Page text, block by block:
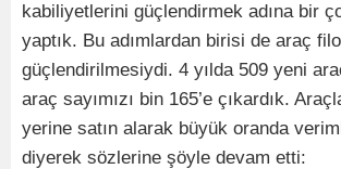
kabiliyetlerini güçlendirmek adına bir
yaptık. Bu adımlardan birisi de araç
güçlendirilmesiydi. 4 yılda 509 yeni
araç sayımızı bin 165’e çıkardık.
yerine satın alarak büyük oranda
diyerek sözlerine şöyle devam etti: